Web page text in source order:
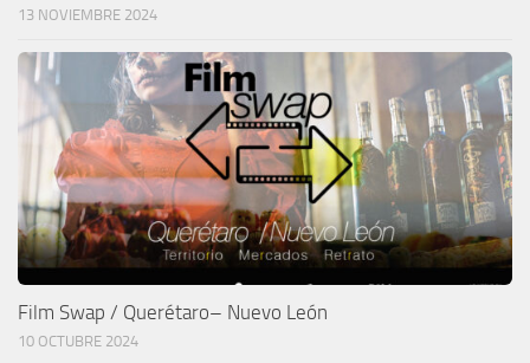
13 NOVIEMBRE 2024
Film Swap / Querétaro– Nuevo León
10 OCTUBRE 2024